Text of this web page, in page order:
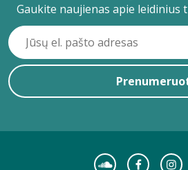
Gaukite naujienas apie leidinius